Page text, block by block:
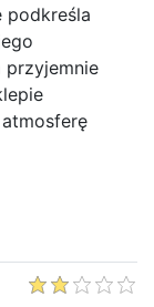
podkreśla
przyjemnie